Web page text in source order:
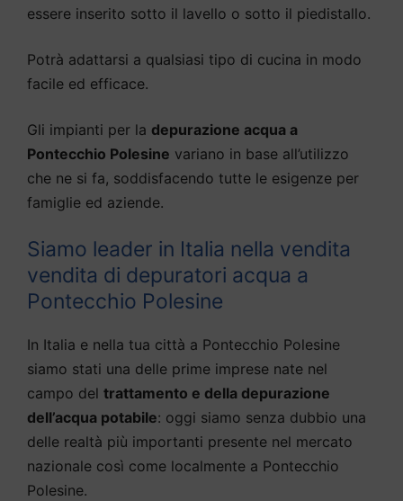
essere inserito sotto il lavello o sotto il piedistallo.
Potrà adattarsi a qualsiasi tipo di cucina in modo
facile ed efficace.
Gli impianti per la depurazione acqua a
Pontecchio Polesine variano in base all’utilizzo
che ne si fa, soddisfacendo tutte le esigenze per
famiglie ed aziende.
Siamo leader in Italia nella vendita
vendita di depuratori acqua a
Pontecchio Polesine
In Italia e nella tua città a Pontecchio Polesine
siamo stati una delle prime imprese nate nel
campo del trattamento e della depurazione
dell’acqua potabile: oggi siamo senza dubbio una
delle realtà più importanti presente nel mercato
nazionale così come localmente a Pontecchio
Polesine.